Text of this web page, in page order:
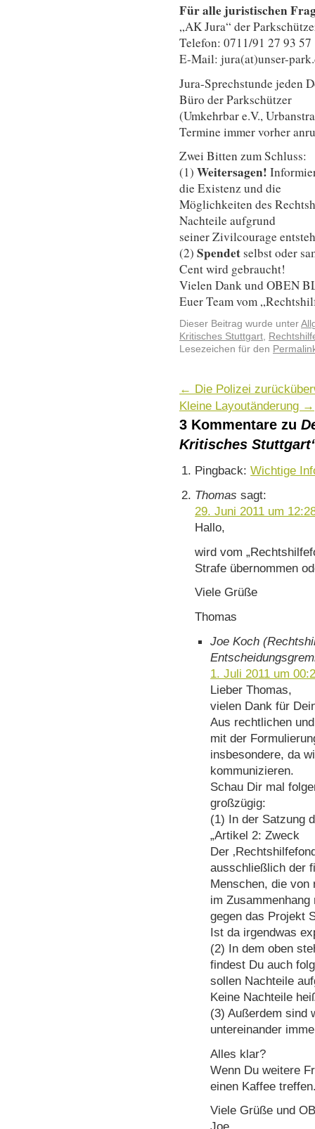
Für alle juristischen
„AK Jura“ der
Telefon: 0711/91 27 93 57
E-Mail: jura(at)unser-
Jura-Sprechstunde jeden
Büro der Parkschützer
(Umkehrbar e.V.,
Termine immer vorher
Zwei Bitten zum Schluss:
(1) Weitersagen!
die Existenz und die
Möglichkeiten des
Nachteile aufgrund
seiner Zivilcourage
(2) Spendet selbst oder
Cent wird gebraucht!
Vielen Dank und OBEN
Euer Team vom
Dieser Beitrag wurde unter
Kritisches Stuttgart,
Lesezeichen für den
← Die Polizei
Kleine Layoutänderung →
3 Kommentare zu
Kritisches
Pingback:Wichtige
Thomas sagt:
29. Juni 2011 um
Hallo,
wird vom
Strafe übernommen
Viele Grüße
Thomas
Joe Koch
1. Juli 2011 um
Lieber Thomas,
vielen Dank für
Aus rechtlichen
mit der
insbesondere, da
kommunizieren.
Schau Dir mal
großzügig:
(1) In der Satzung
„Artikel 2: Zweck
Der
ausschließlich der
Menschen, die von
im
gegen das Projekt
Ist da irgendwas
(2) In dem oben
findest Du auch
sollen Nachteile
Keine Nachteile
(3) Außerdem sind
untereinander
Alles klar?
Wenn Du weitere
einen Kaffee
Viele Grüße und